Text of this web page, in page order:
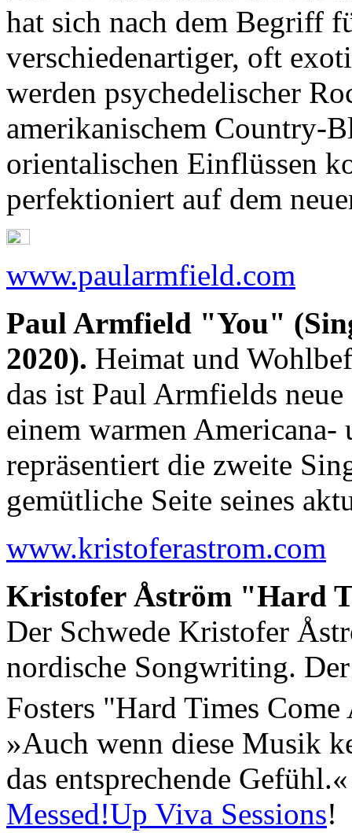
hat sich nach dem Begriff
verschiedenartiger, oft
werden psychedelischer
amerikanischem Country-
orientalischen Einflüssen
perfektioniert auf dem
www.paularmfield.com
Paul Armfield "You"
2020). Heimat und
das ist Paul Armfields
einem warmen
repräsentiert die zweite
gemütliche Seite seines
www.kristoferastrom.com
Kristofer Åström "Hard
Der Schwede Kristofer
nordische Songwriting.
Fosters "Hard Times
»Auch wenn diese Musik
das entsprechende
Messed!Up Viva Sessions!